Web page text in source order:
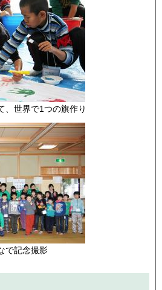
、世界で1つの旗作り
で記念撮影